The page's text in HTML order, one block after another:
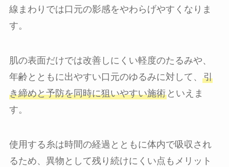
線まわりでは口元の影感をやわらげやすくなりま
す。
肌の表面だけでは改善しにくい軽度のたるみや、
年齢とともに出やすい口元のゆるみに対して、 引
き締めと予防を同時に狙いやすい施術といえま
す。
使用する糸は時間の経過とともに体内で吸収され
るため、異物として残り続けにくい点もメリット